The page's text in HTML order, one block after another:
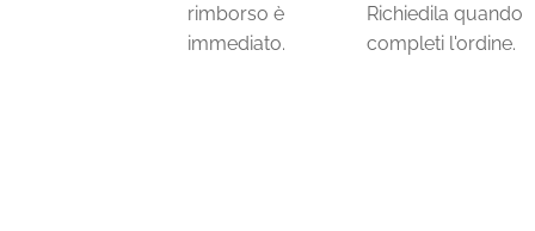
rimborso è
immediato.
Richiedila quando
completi l'ordine.